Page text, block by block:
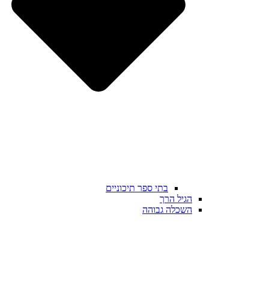
בתי ספר תיכוניים
הגיל הרך
השכלה גבוהה